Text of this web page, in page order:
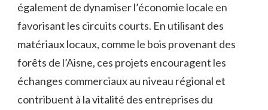
également de‍ dynamiser l’économie locale en
favorisant les circuits⁢ courts. En utilisant des
matériaux locaux, comme le bois ⁤provenant des
forêts de ‍l’Aisne, ces projets encouragent les
échanges commerciaux au niveau régional et
contribuent à ​la vitalité⁣ des entreprises du